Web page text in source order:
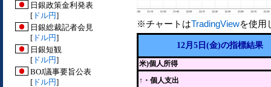
日銀政策金利発表
[ ドル円]
日銀総裁記者会見
[ ドル円]
日銀短観
[ ドル円]
BOJ議事要旨公表
[ ドル円]
※チャートはTradingViewを使用
12月5日(金)の指標結果
米)個人所得
↑・個人支出